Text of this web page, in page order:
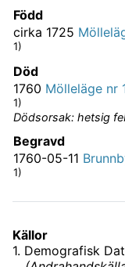
Född
cirka 1725
1)
Död
1760 Mölleläge nr
1)
Dödsorsak: hetsig
Begravd
1760-05-11
1)
Källor
1. Demografisk